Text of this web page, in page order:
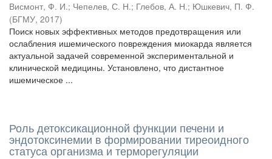
Висмонт, Ф. И.; Чепелев, С. Н.; Глебов, А. Н.; Юшкевич, П. Ф.
(БГМУ, 2017)
Поиск новых эффективных методов предотвращения или
ослабления ишемического повреждения миокарда является
актуальной задачей современной экспериментальной и
клинической медицины. Установлено, что дистантное
ишемическое ...
Роль детоксикационной функции печени и
эндотоксинемии в формировании тиреоидного
статуса организма и терморегуляции